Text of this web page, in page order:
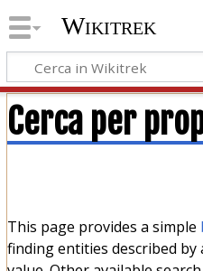
Wikitrek
Cerca per
This page provides a simple
finding entities described by